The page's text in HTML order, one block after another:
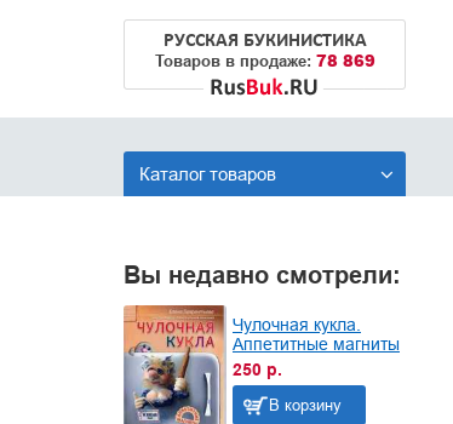
РУССКАЯ БУКИНИСТИКА
Товаров в продаже: 78 869
Каталог товаров
Вы недавно смотрели:
Чулочная кукла.
Аппетитные магниты
250 р.
В корзину